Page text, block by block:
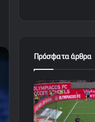
Πρόσφατα άρθρα